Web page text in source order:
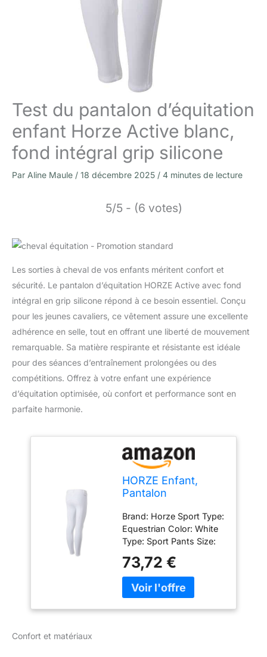
Test du pantalon d’équitation
enfant Horze Active blanc,
fond intégral grip silicone
Par Aline Maule / 18 décembre 2025 / 4 minutes de lecture
5/5 - (6 votes)
Les sorties à cheval de vos enfants méritent confort et
sécurité. Le pantalon d’équitation HORZE Active avec fond
intégral en grip silicone répond à ce besoin essentiel. Conçu
pour les jeunes cavaliers, ce vêtement assure une excellente
adhérence en selle, tout en offrant une liberté de mouvement
remarquable. Sa matière respirante et résistante est idéale
pour des séances d’entraînement prolongées ou des
compétitions. Offrez à votre enfant une expérience
d’équitation optimisée, où confort et performance sont en
parfaite harmonie.
HORZE Enfant,
Pantalon
Fond intégral Grip
Silicone, Blanc, 140
Brand: Horze Sport Type:
Equestrian Color: White
Type: Sport Pants Size:
Kids.Model Number:
36278.Material: 95%
cotton and 5%
73,72 €
Confort et matériaux